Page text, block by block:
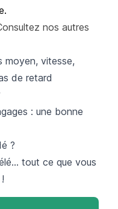
nos autres
moyen, vitesse,
de retard
: une bonne
?
tout ce que vous